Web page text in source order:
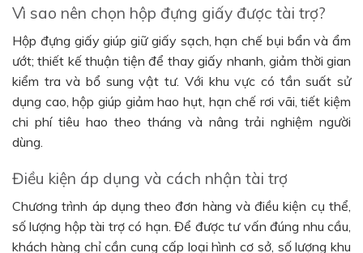
Vì sao nên chọn hộp đựng giấy được tài trợ?
Hộp đựng giấy giúp giữ giấy sạch, hạn chế bụi bẩn và ẩm
ướt; thiết kế thuận tiện để thay giấy nhanh, giảm thời gian
kiểm tra và bổ sung vật tư. Với khu vực có tần suất sử
dụng cao, hộp giúp giảm hao hụt, hạn chế rơi vãi, tiết kiệm
chi phí tiêu hao theo tháng và nâng trải nghiệm người
dùng.
Điều kiện áp dụng và cách nhận tài trợ
Chương trình áp dụng theo đơn hàng và điều kiện cụ thể,
số lượng hộp tài trợ có hạn. Để được tư vấn đúng nhu cầu,
khách hàng chỉ cần cung cấp loại hình cơ sở, số lượng khu